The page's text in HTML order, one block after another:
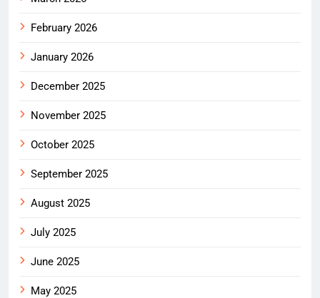
February 2026
January 2026
December 2025
November 2025
October 2025
September 2025
August 2025
July 2025
June 2025
May 2025